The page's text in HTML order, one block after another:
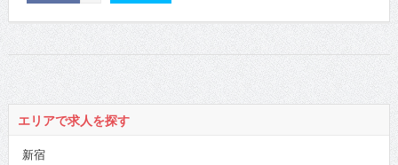
エリアで求人を探す
新宿